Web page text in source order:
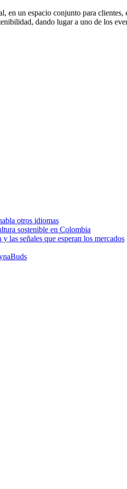
un espacio conjunto para
dando lugar a uno de los
otros idiomas
sostenible en Colombia
las señales que esperan los mercados